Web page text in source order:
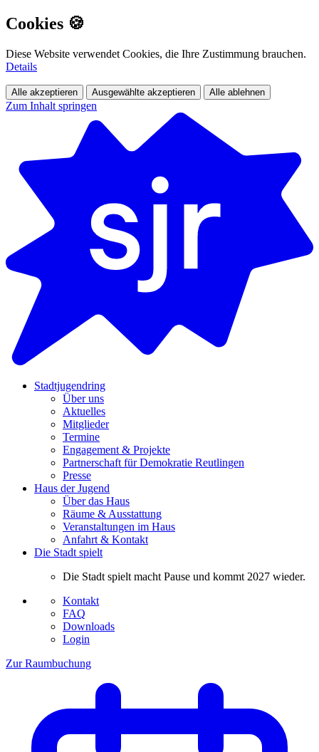
Cookies 🍪
Diese Website verwendet Cookies, die Ihre Zustimmung brauchen.
Details
Alle akzeptieren Ausgewählte akzeptieren Alle ablehnen
Zum Inhalt springen
Stadtjugendring
Über uns
Aktuelles
Mitglieder
Termine
Engagement & Projekte
Partnerschaft für Demokratie Reutlingen
Presse
Haus der Jugend
Über das Haus
Räume & Ausstattung
Veranstaltungen im Haus
Anfahrt & Kontakt
Die Stadt spielt
Die Stadt spielt macht Pause und kommt 2027 wieder.
Kontakt
FAQ
Downloads
Login
Zur Raumbuchung